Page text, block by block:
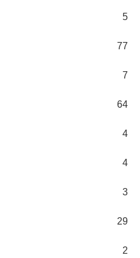
5
77
7
64
4
4
3
29
2